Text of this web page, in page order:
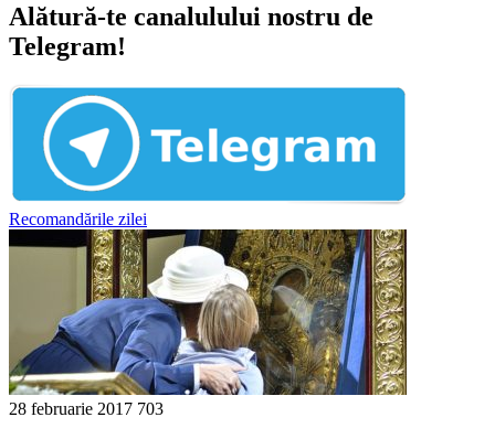
Alătură-te canalulului nostru de
Telegram!
Recomandările zilei
28 februarie 2017 703